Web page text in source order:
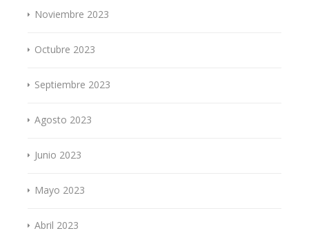
Noviembre 2023
Octubre 2023
Septiembre 2023
Agosto 2023
Junio 2023
Mayo 2023
Abril 2023